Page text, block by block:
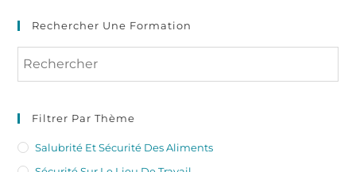
Rechercher Une Formation
Filtrer Par Thème
Salubrité Et Sécurité Des Aliments